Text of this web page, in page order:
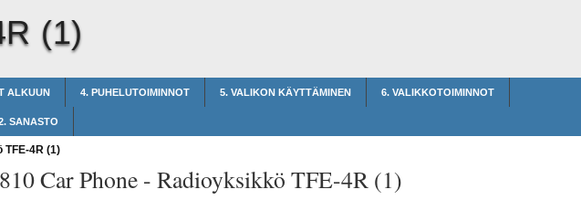
(1)
ALKUUN 4. PUHELUTOIMINNOT 5. VALIKON KÄYTTÄMINEN 6. VALIKKOTOIMINNOT
SANASTO
TFE-4R (1)
810 Car Phone - Radioyksikkö TFE-4R (1)